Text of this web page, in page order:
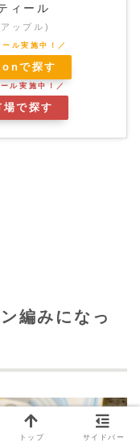
ィール
ップル)
で探す
場で探す
編みになっ
トップ サイドバー